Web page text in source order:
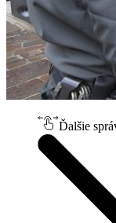
Ďalšie